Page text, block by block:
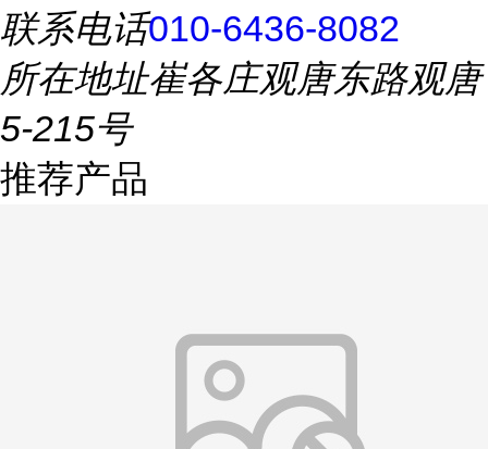
联系电话010-6436-8082
所在地址崔各庄观唐东路观唐
5-215号
推荐产品